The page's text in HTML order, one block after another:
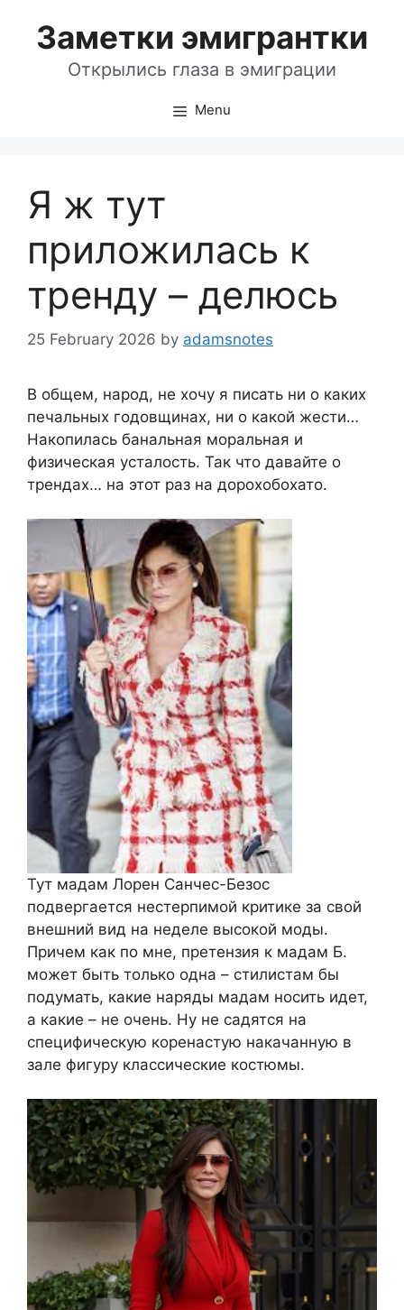
contentЗаметки эмигрантки
Открылись глаза в эмиграции
Menu
Я ж тут
приложилась к
тренду – делюсь
25 February 2026 by adamsnotes
В общем, народ, не хочу я писать ни о каких
печальных годовщинах, ни о какой жести…
Накопилась банальная моральная и
физическая усталость. Так что давайте о
трендах… на этот раз на дорохобохато.
Тут мадам Лорен Санчес-Безос
подвергается нестерпимой критике за свой
внешний вид на неделе высокой моды.
Причем как по мне, претензия к мадам Б.
может быть только одна – стилистам бы
подумать, какие наряды мадам носить идет,
а какие – не очень. Ну не садятся на
специфическую коренастую накачанную в
зале фигуру классические костюмы.